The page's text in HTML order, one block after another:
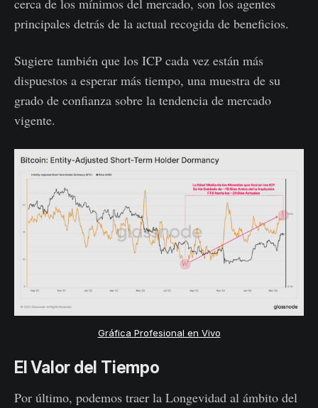
cerca de los mínimos del mercado, son los agentes
principales detrás de la actual recogida de beneficios.
Sugiere también que los ICP cada vez están más
dispuestos a esperar más tiempo, una muestra de su
grado de confianza sobre la tendencia de mercado
vigente.
Gráfica Profesional en Vivo
El Valor del Tiempo
Por último, podemos traer la Longevidad al ámbito del